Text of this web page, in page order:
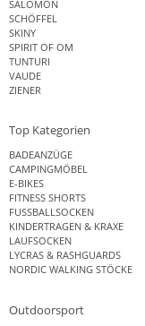
SALOMON
SCHÖFFEL
SKINY
SPIRIT OF OM
TUNTURI
VAUDE
ZIENER
Top Kategorien
BADEANZÜGE
CAMPINGMÖBEL
E-BIKES
FITNESS SHORTS
FUSSBALLSOCKEN
KINDERTRAGEN & KRAXE
LAUFSOCKEN
LYCRAS & RASHGUARDS
NORDIC WALKING STÖCKE
Outdoorsport